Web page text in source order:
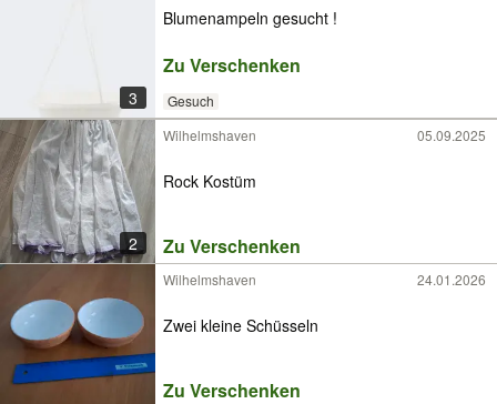
3
Blumenampeln gesucht !
Zu Verschenken
Gesuch
2
Wilhelmshaven 05.09.2025
Rock Kostüm
Zu Verschenken
Wilhelmshaven 24.01.2026
Zwei kleine Schüsseln
Zu Verschenken